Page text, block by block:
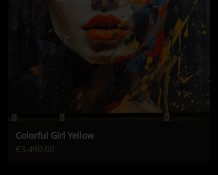
Colorful Girl Yellow
€3.490,00